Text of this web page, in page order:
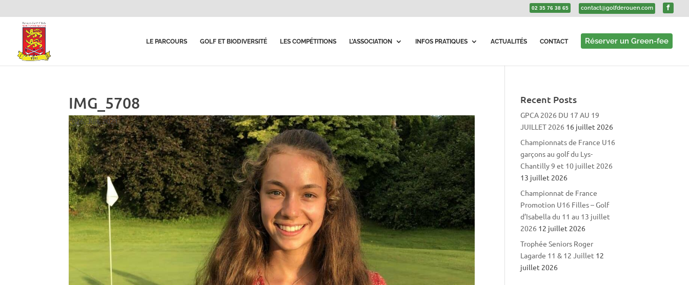
02 35 76 38 65 contact@golfderouen.com
LE PARCOURS GOLF ET BIODIVERSITÉ LES COMPÉTITIONS L’ASSOCIATION INFOS PRATIQUES ACTUALITÉS CONTACT Réserver un Green-fee
IMG_5708
26, Juil, 2021
Recent Posts
GPCA 2026 DU 17 AU 19
JUILLET 2026 16 juillet 2026
Championnats de France U16
garçons au golf du Lys-
Chantilly 9 et 10 juillet 2026
13 juillet 2026
Championnat de France
Promotion U16 Filles – Golf
d’Isabella du 11 au 13 juillet
2026 12 juillet 2026
Trophée Seniors Roger
Lagarde 11 & 12 Juillet 12
juillet 2026